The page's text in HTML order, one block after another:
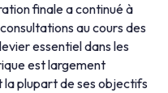
finale a continué à
au cours des
essentiel dans les
est largement
plupart de ses objectifs